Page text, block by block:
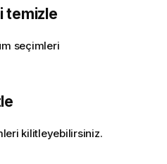
temizle
seçimleri
kilitleyebilirsiniz.